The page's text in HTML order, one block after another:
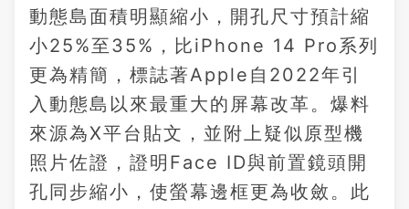
動態島面積明顯縮小，開孔尺寸預計縮
小25%至35%，比iPhone 14 Pro系列
更為精簡，標誌著Apple自2022年引
入動態島以來最重大的屏幕改革。爆料
來源為X平台貼文，並附上疑似原型機
照片佐證，證明Face ID與前置鏡頭開
孔同步縮小，使螢幕邊框更為收斂。此